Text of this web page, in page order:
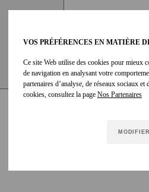
VOS PRÉFÉRENCES EN MATIÈRE
Ce site Web utilise des cookies pour mieux
de navigation en analysant votre
partenaires d’analyse, de réseaux sociaux
cookies, consultez la page